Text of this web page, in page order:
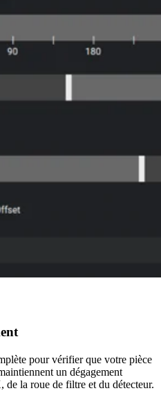
pour vérifier que votre pièce
un dégagement
de la roue de filtre et du détecteur.